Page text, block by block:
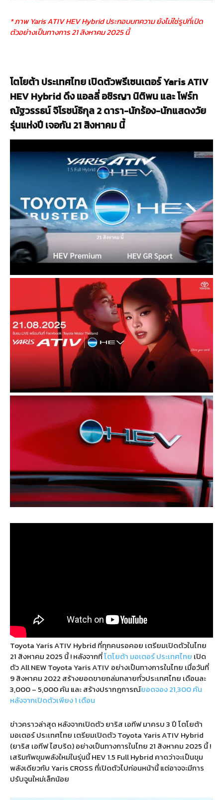
* ภาพ Yaris ATIV HEV Hybrid ประกอบบทความ ยังไม่ใช่รูปที่เปิด
ตัวอย่างเป็นทางการ 21 สิงหาคม 2025 นี้
โตโยต้า ประเทศไทย เปิดตัวพรีเซนเตอร์ Yaris ATIV
HEV Hybrid ดึง แอลลี่ อชิรญา นิติพน และ โฟร์ท
ณัฐวรรธน์ จิโรชน์ธิกุล 2 ดารา-นักร้อง-นักแสดงวัย
รุ่นแห่งปี เจอกัน 21 สิงหาคม นี้
Toyota Yaris ATIV Hybrid ที่ทุกคนรอคอย เตรียมเปิดตัวในไทย
21 สิงหาคม 2025 นี้ ! หลังจากที่โตโยต้า มอเตอร์ ประเทศไทย เปิด
ตัว All NEW Toyota Yaris ATIV อย่างเป็นทางการในไทย เมื่อวันที่
9 สิงหาคม 2022 สร้างยอดขายถล่มทลายทั่วประเทศไทย เดือนละ
3,000 – 5,000 คัน และ สร้างปรากฎการณ์ยอดจอง 21,300 คัน
หลังจากเปิดตัวเพียง 1 เดือน
ข่าวคราวล่าสุด หลังจากเปิดตัว ยาริส เอทีฟ มาครบ 3 ปี โตโยต้า
มอเตอร์ ประเทศไทย เตรียมเปิดตัว Toyota Yaris ATIV Hybrid
(ยาริส เอทีฟ ไฮบริด) อย่างเป็นทางการในไทย 21 สิงหาคม 2025 นี้ !
เสริมทัพขุมพลังใหม่ในรุ่นนี้ HEV 1.5 Full Hybrid คาดว่าจะเป็นขุม
พลังเดียวกับ Yaris CROSS ที่เปิดตัวไปก่อนหน้านี้ แต่อาจจะมีการ
ปรับจูนใหม่เล็กน้อย